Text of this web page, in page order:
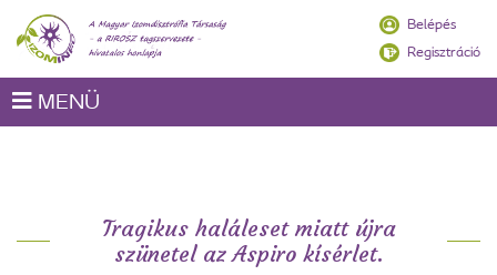
Belépés
Regisztráció
MENÜ
Tragikus haláleset miatt újra
szünetel az Aspiro kísérlet.